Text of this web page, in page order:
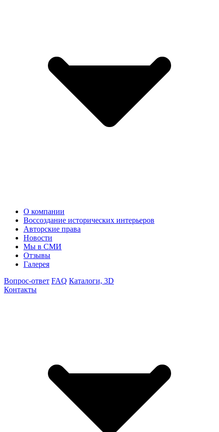
О компании
Воссоздание исторических интерьеров
Авторские права
Новости
Мы в СМИ
Отзывы
Галерея
Вопрос-ответ FAQ Каталоги, 3D
Контакты